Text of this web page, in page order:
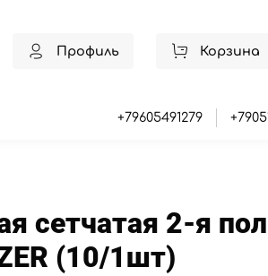
Профиль Корзина
+79605491279
сетчатая 2-я
(10/1шт)